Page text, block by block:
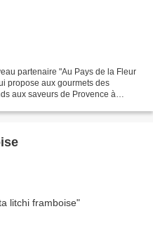
partenaire "Au Pays de la Fleur
propose aux gourmets des
aux saveurs de Provence à